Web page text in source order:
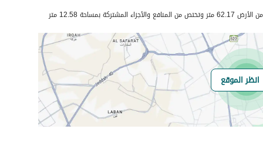
هاتف
نعم
الياف ضوئية
نعم
هل يوجد اي التزام
لا يوجد
بمساحة 12.58 متر
انظر الموقع